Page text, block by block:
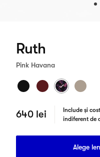
Ruth
Pink Havana
640 lei
Include și
indiferent de
Alege